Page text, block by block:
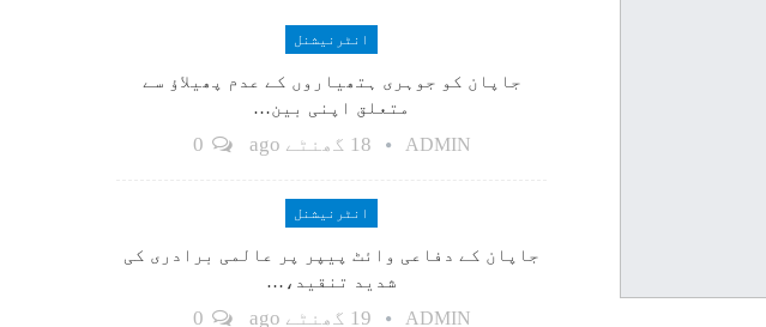
انٹرنیشنل
جاپان کو جوہری ہتھیاروں کے عدم پھیلاؤ سے
متعلق اپنی بین…
ADMIN 18 گھنٹے ago
انٹرنیشنل
جاپان کے دفاعی وائٹ پیپر پر عالمی برادری کی
شدید تنقید،…
ADMIN 19 گھنٹے ago